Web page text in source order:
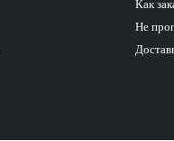
Как
Не